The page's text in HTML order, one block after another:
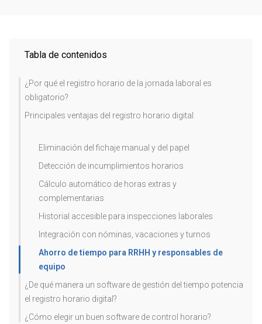
Tabla de contenidos
¿Por qué el registro horario de la jornada laboral es
obligatorio?
Principales ventajas del registro horario digital
Eliminación del fichaje manual y del papel
Detección de incumplimientos horarios
Cálculo automático de horas extras y
complementarias
Historial accesible para inspecciones laborales
Integración con nóminas, vacaciones y turnos
Ahorro de tiempo para RRHH y responsables de
equipo
¿De qué manera un software de gestión del tiempo potencia
el registro horario digital?
¿Cómo elegir un buen software de control horario?